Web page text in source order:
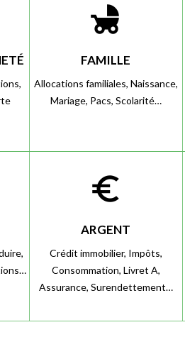
child_friendly
FAMILLE
Allocations familiales, Naissance,
Mariage, Pacs, Scolarité…
euro_symbol
ARGENT
Crédit immobilier, Impôts,
Consommation, Livret A,
Assurance, Surendettement…